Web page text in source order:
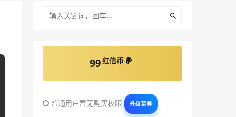
99红信币
普通用户暂无购买权限 升级至尊